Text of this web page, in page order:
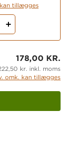
tillægges
178,00 KR.
kr. inkl. moms
omk. kan tillægges